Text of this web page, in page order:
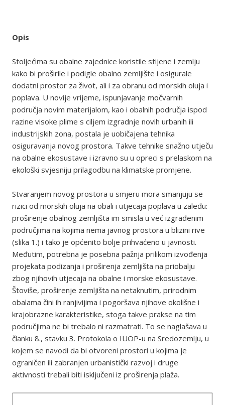
Opis
Stoljećima su obalne zajednice koristile stijene i zemlju
kako bi proširile i podigle obalno zemljište i osigurale
dodatni prostor za život, ali i za obranu od morskih oluja i
poplava. U novije vrijeme, ispunjavanje močvarnih
područja novim materijalom, kao i obalnih područja ispod
razine visoke plime s ciljem izgradnje novih urbanih ili
industrijskih zona, postala je uobičajena tehnika
osiguravanja novog prostora. Takve tehnike snažno utječu
na obalne ekosustave i izravno su u opreci s prelaskom na
ekološki svjesniju prilagodbu na klimatske promjene.
Stvaranjem novog prostora u smjeru mora smanjuju se
rizici od morskih oluja na obali i utjecaja poplava u zaleđu:
proširenje obalnog zemljišta im smisla u već izgrađenim
područjima na kojima nema javnog prostora u blizini rive
(slika 1.) i tako je općenito bolje prihvaćeno u javnosti.
Međutim, potrebna je posebna pažnja prilikom izvođenja
projekata podizanja i proširenja zemljišta na priobalju
zbog njihovih utjecaja na obalne i morske ekosustave.
Štoviše, proširenje zemljišta na netaknutim, prirodnim
obalama čini ih ranjivijima i pogoršava njihove okolišne i
krajobrazne karakteristike, stoga takve prakse na tim
područjima ne bi trebalo ni razmatrati. To se naglašava u
članku 8., stavku 3. Protokola o IUOP-u na Sredozemlju, u
kojem se navodi da bi otvoreni prostori u kojima je
ograničen ili zabranjen urbanistički razvoj i druge
aktivnosti trebali biti isključeni iz proširenja plaža.